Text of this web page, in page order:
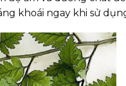
khoái ngay khi sử